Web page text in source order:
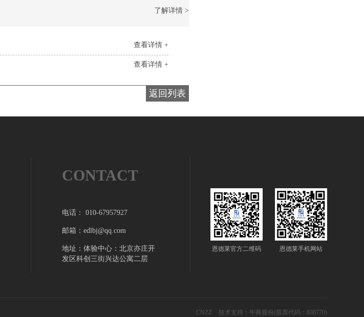
了解详情 >
查看详情 +
查看详情 +
返回列表
CONTACT
电话： 010-67957927
邮箱：edlbj@qq.com
地址：体验中心：北京亦庄开
发区科创三街兴达公寓二层
恩德莱官方二维码 恩德莱手机网站
CNZZ 技术支持： 牛商股份(股票代码：830770)